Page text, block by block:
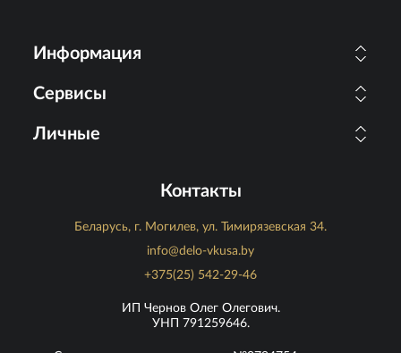
Информация
Сервисы
Личные
Контакты
Беларусь, г. Могилев, ул. Тимирязевская 34.
info@delo-vkusa.by
+375(25) 542-29-46
ИП Чернов Олег Олегович.
УНП 791259646.